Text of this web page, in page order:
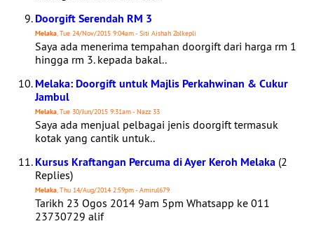
Doorgift Serendah RM 3
Melaka, Tue 24/Nov/2015 9:04am - Siti Aishah Zolkepli
Saya ada menerima tempahan doorgift dari harga rm 1
hingga rm 3. kepada bakal..
Melaka: Doorgift untuk Majlis Perkahwinan & Cukur
Jambul
Melaka, Tue 30/Jun/2015 9:31am - Nazz 33
Saya ada menjual pelbagai jenis doorgift termasuk
kotak yang cantik untuk..
Kursus Kraftangan Percuma di Ayer Keroh Melaka (2
Replies)
Melaka, Thu 14/Aug/2014 2:59pm - Amirul679
Tarikh 23 Ogos 2014 9am 5pm Whatsapp ke 011
23730729 alif